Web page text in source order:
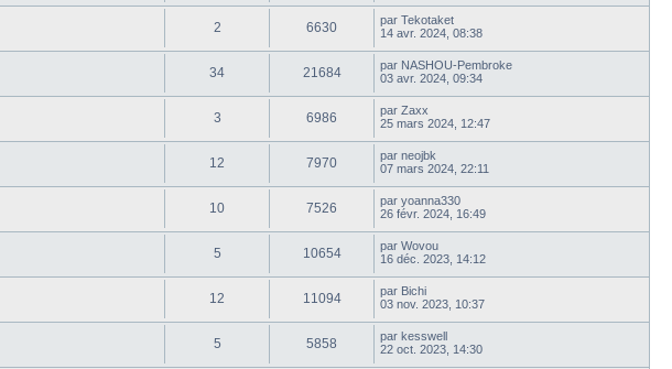
2 6630 par Tekotaket
14 avr. 2024, 08:38
34 21684 par NASHOU-Pembroke
03 avr. 2024, 09:34
3 6986 par Zaxx
25 mars 2024, 12:47
12 7970 par neojbk
07 mars 2024, 22:11
10 7526 par yoanna330
26 févr. 2024, 16:49
5 10654 par Wovou
16 déc. 2023, 14:12
12 11094 par Bichi
03 nov. 2023, 10:37
5 5858 par kesswell
22 oct. 2023, 14:30